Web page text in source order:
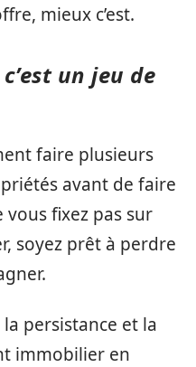
mieux c’est.
un jeu de
faire plusieurs
avant de faire
fixez pas sur
soyez prêt à perdre
persistance et la
immobilier en